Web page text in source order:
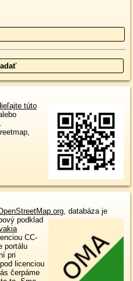
túto
, databáza je
podklad
CC-
portálu
pri
licenciou
čerpáme